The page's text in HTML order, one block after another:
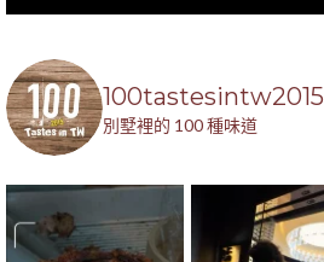
100tastesintw2015
別墅裡的 100 種味道